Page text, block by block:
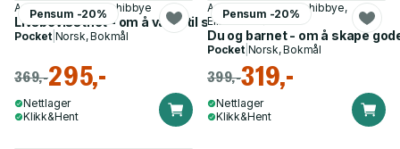
Pensum -20%
Anne-Lise Løvlie Schibbye
Livsbevissthet - om å være til stede i eget liv
Pocket| Norsk, Bokmål
369,-295,-
Nettlager
Klikk&Hent
Pensum -20%
Anne-Lise Løvlie Schibbye,
Elisabeth Løvlie
Du og barnet - om å skape
Pocket| Norsk, Bokmål
399,-319,-
Nettlager
Klikk&Hent